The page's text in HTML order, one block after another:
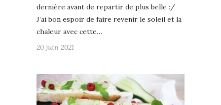
dernière avant de repartir de plus belle :/
J’ai bon espoir de faire revenir le soleil et la
chaleur avec cette…
20 juin 2021